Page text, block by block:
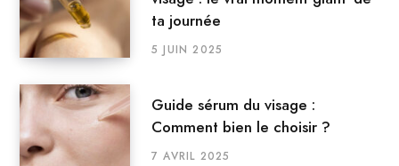
ta journée
5 JUIN 2025
Guide sérum du visage :
Comment bien le choisir ?
7 AVRIL 2025